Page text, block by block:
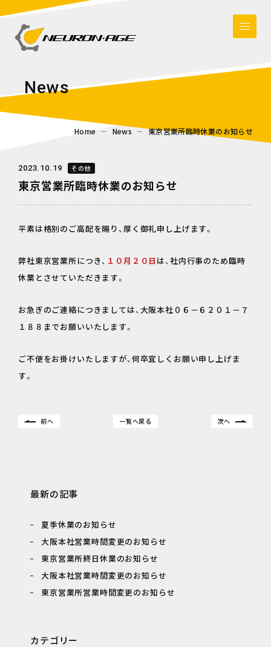
News
Home News 東京営業所臨時休業のお知らせ
2023.10.19 その他
東京営業所臨時休業のお知らせ
平素は格別のご高配を賜り、厚く御礼申し上げます。
弊社東京営業所につき、 １０月２０日 は、社内行事のため臨時
休業とさせていただきます。
お急ぎのご連絡につきましては、大阪本社０６－６２０１－７
１８８までお願いいたします。
ご不便をお掛けいたしますが、何卒宜しくお願い申し上げま
す。
前へ 一覧へ戻る 次へ
最新の記事
夏季休業のお知らせ
大阪本社営業時間変更のお知らせ
東京営業所終日休業のお知らせ
大阪本社営業時間変更のお知らせ
東京営業所営業時間変更のお知らせ
カテゴリー